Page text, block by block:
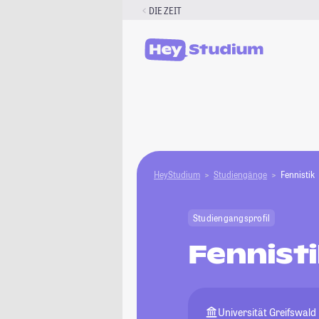
DIE ZEIT
HeyStudium Studiengänge Fennistik
Studiengangsprofil
Universität Greifswald